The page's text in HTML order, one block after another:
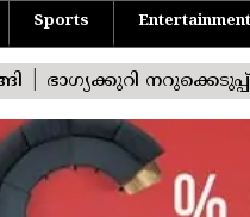
Sports Entertainment